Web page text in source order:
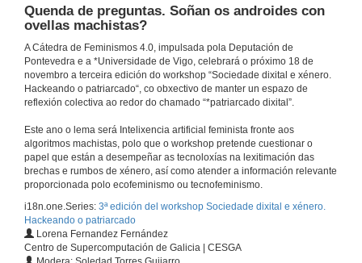
Quenda de preguntas. Soñan os androides con
ovellas machistas?
A Cátedra de Feminismos 4.0, impulsada pola Deputación de
Pontevedra e a *Universidade de Vigo, celebrará o próximo 18 de
novembro a terceira edición do workshop “Sociedade dixital e xénero.
Hackeando o patriarcado“, co obxectivo de manter un espazo de
reflexión colectiva ao redor do chamado “*patriarcado dixital”.
Este ano o lema será Intelixencia artificial feminista fronte aos
algoritmos machistas, polo que o workshop pretende cuestionar o
papel que están a desempeñar as tecnoloxías na lexitimación das
brechas e rumbos de xénero, así como atender a información relevante
proporcionada polo ecofeminismo ou tecnofeminismo.
i18n.one.Series: 3ª edición del workshop Sociedade dixital e xénero.
Hackeando o patriarcado
Lorena Fernandez Fernández
Centro de Supercomputación de Galicia | CESGA
18 de nov. de 2021
Presentación de Karina Gibert
18 de nov. de 2021